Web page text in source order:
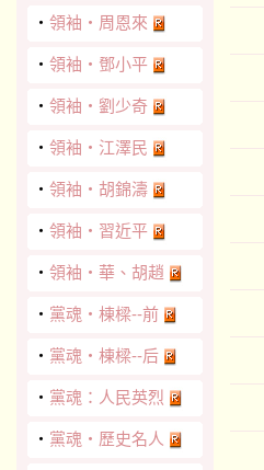
‧ 領袖‧周恩來
‧ 領袖‧鄧小平
‧ 領袖‧劉少奇
‧ 領袖‧江澤民
‧ 領袖‧胡錦濤
‧ 領袖‧習近平
‧ 領袖‧華、胡趙
‧ 黨魂‧棟樑--前
‧ 黨魂‧棟樑--后
‧ 黨魂：人民英烈
‧ 黨魂‧歷史名人